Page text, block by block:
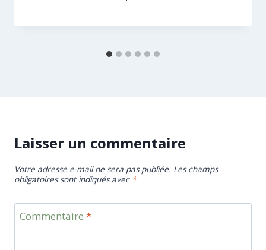
Laisser un commentaire
Votre adresse e-mail ne sera pas publiée. Les champs
obligatoires sont indiqués avec *
Commentaire *